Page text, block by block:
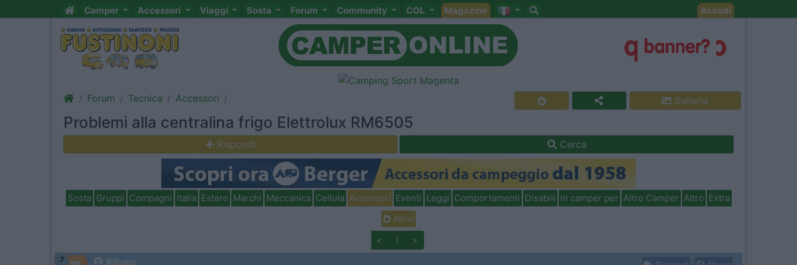
Camper Accessori Viaggi Sosta Forum Community COL Magazine Accedi
Forum Tecnica Accessori Galleria
Problemi alla centralina frigo Elettrolux RM6505
Rispondi Cerca
Sosta Gruppi Compagni Italia Estero Marchi Meccanica Cellula Accessori Eventi Leggi Comportamenti Disabili In camper per Altro Camper Altro Extra
Attivi
< 1 >
7 Ribaro